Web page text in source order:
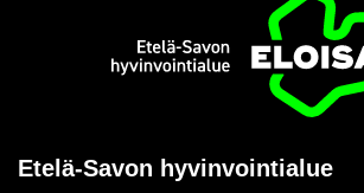
Etusi­vu
Etelä-​Savon hy­vin­voin­tia­lue